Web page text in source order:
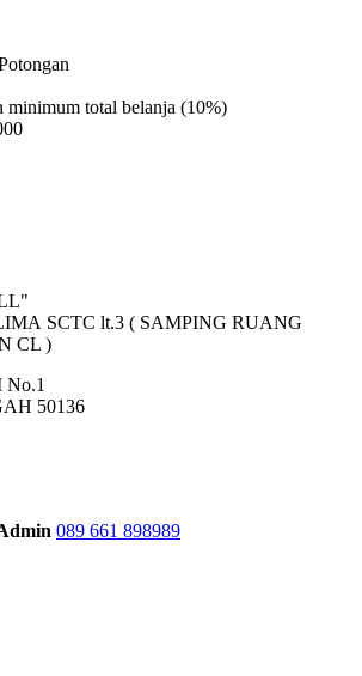
minimum total belanja (10%)
SCTC lt.3 ( SAMPING RUANG
CL )
50136
089 661 898989